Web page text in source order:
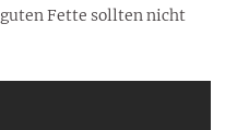
Fette sollten nicht